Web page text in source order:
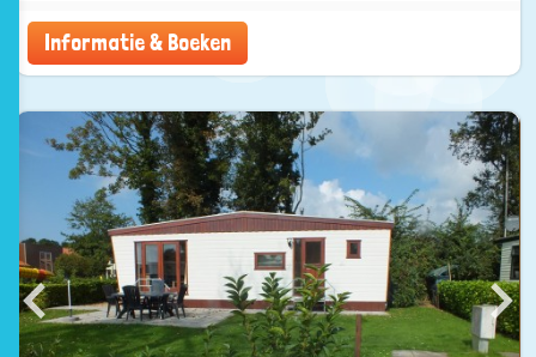
Informatie & Boeken